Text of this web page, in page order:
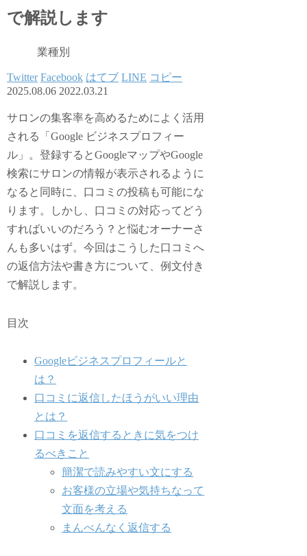
で解説します
業種別
Twitter Facebook はてブ LINE コピー
2025.08.06 2022.03.21
サロンの集客率を高めるためによく活用
される「Google ビジネスプロフィー
ル」。登録するとGoogleマップやGoogle
検索にサロンの情報が表示されるように
なると同時に、口コミの投稿も可能にな
ります。しかし、口コミの対応ってどう
すればいいのだろう？と悩むオーナーさ
んも多いはず。今回はこうした口コミへ
の返信方法や書き方について、例文付き
で解説します。
目次
Googleビジネスプロフィールと
は？
口コミに返信したほうがいい理由
とは？
口コミを返信するときに気をつけ
るべきこと
簡潔で読みやすい文にする
お客様の立場や気持ちなって
文面を考える
まんべんなく返信する